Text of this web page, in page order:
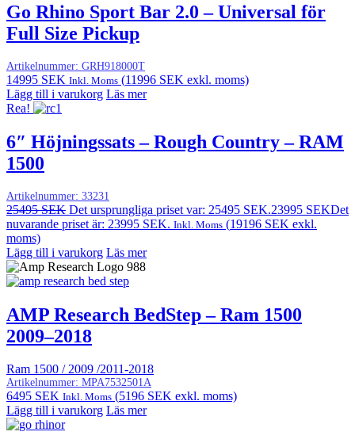
Go Rhino Sport Bar 2.0 – Universal för
Full Size Pickup
Artikelnummer: GRH918000T
14995 SEK Inkl. Moms (11996 SEK exkl. moms)
Lägg till i varukorg Läs mer
Rea!
6″ Höjningssats – Rough Country – RAM
1500
Artikelnummer: 33231
25495SEK Det ursprungliga priset var: 25495 SEK.23995 SEKDet
nuvarande priset är: 23995 SEK. Inkl. Moms (19196 SEK exkl.
moms)
Lägg till i varukorg Läs mer
AMP Research BedStep – Ram 1500
2009–2018
Ram 1500 / 2009 /2011-2018
Artikelnummer: MPA7532501A
6495 SEK Inkl. Moms (5196 SEK exkl. moms)
Lägg till i varukorg Läs mer